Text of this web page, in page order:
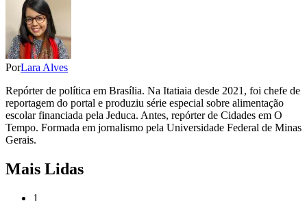
PorLara Alves
Repórter de política em Brasília. Na Itatiaia desde 2021, foi chefe de
reportagem do portal e produziu série especial sobre alimentação
escolar financiada pela Jeduca. Antes, repórter de Cidades em O
Tempo. Formada em jornalismo pela Universidade Federal de Minas
Gerais.
Mais Lidas
1